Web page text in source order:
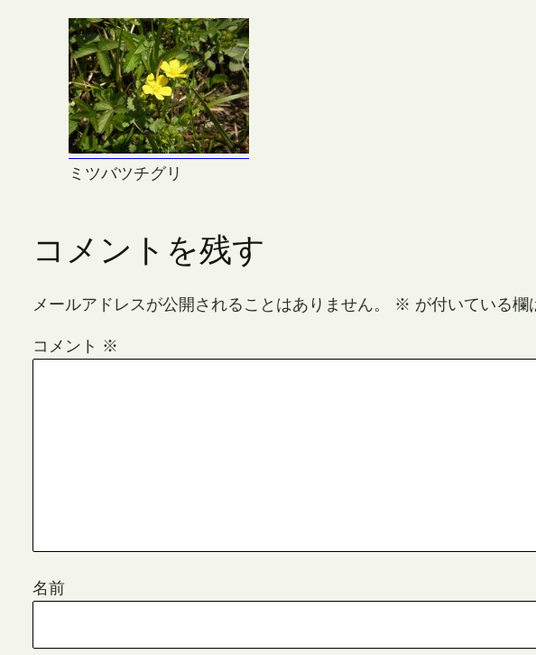
ミツバツチグリ
コメントを残す
メールアドレスが公開されることはありません。 ※ が付いている欄
コメント ※
名前